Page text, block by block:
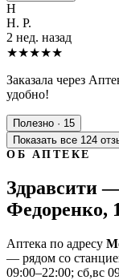
Н
Н. Р.
2 нед. назад
★★★★★
Заказала через
удобно!
Полезно · 15
Показать все 124
ОБ АПТЕКЕ
Здравсити
Федоренко,
Аптека по адресу
— рядом со
09:00–22:00; сб,вс